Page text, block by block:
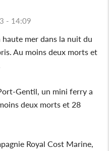
- 14:09
mer dans la nuit du
Au moins deux morts et
Gentil, un mini ferry a
deux morts et 28
Royal Cost Marine,